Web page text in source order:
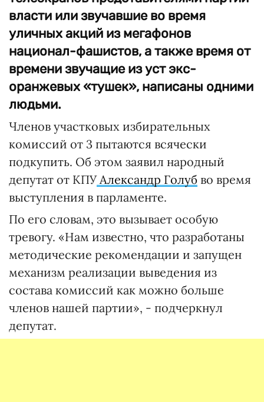
власти или звучавшие во время
уличных акций из мегафонов
национал-фашистов, а также время от
времени звучащие из уст экс-
оранжевых «тушек», написаны одними
людьми.
Членов участковых избирательных
комиссий от 3 пытаются всячески
подкупить. Об этом заявил народный
депутат от КПУАлександр Голуб во время
выступления в парламенте.
По его словам, это вызывает особую
тревогу. «Нам известно, что разработаны
методические рекомендации и запущен
механизм реализации выведения из
состава комиссий как можно больше
членов нашей партии», - подчеркнул
депутат.